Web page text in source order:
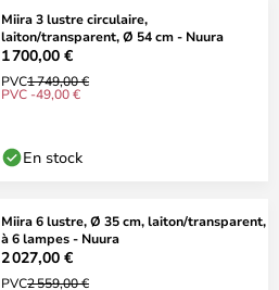
Miira 3 lustre circulaire,
laiton/transparent, Ø 54 cm - Nuura
1 700,00 €
PVC1 749,00 €
PVC -49,00 €
En stock
Miira 6 lustre, Ø 35 cm, laiton/transparent,
à 6 lampes - Nuura
2 027,00 €
PVC2 559,00 €